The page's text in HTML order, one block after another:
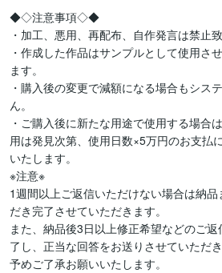
◆◇注意事項◇◆
・加工、悪用、再配布、自作発言は禁止致
・作成した作品はサンプルとして使用さ
ます。
・購入後の変更で減額になる場合もシス
ん。
・ご購入後に新たな用途で使用する場合
用は発見次第、使用日数×5万円のお支払
いたします。
※注意※
1週間以上ご返信いただけない場合は納
だき完了させていただきます。
また、納品後3日以上修正希望などのご
了し、正当な回答をお送りさせていただき
予めご了承お願いいたします。